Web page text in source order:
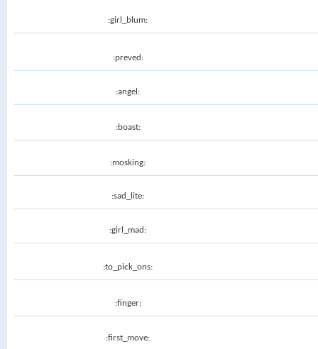
:girl_blum:
:preved:
:angel:
:boast:
:mosking:
:sad_lite:
:girl_mad:
:to_pick_ons:
:finger:
:first_move: